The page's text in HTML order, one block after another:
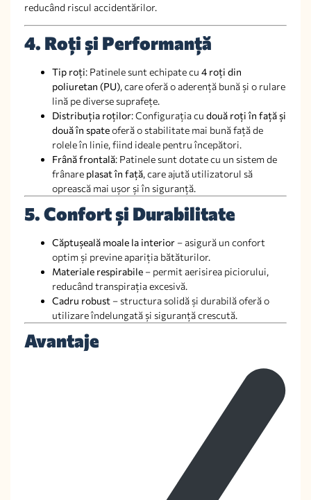
reducând riscul accidentărilor.
4. Roți și Performanță
Tip roți: Patinele sunt echipate cu 4 roți din
poliuretan (PU), care oferă o aderență bună și o rulare
lină pe diverse suprafețe.
Distribuția roților: Configurația cu două roți în față și
două în spateoferă o stabilitate mai bună față de
rolele în linie, fiind ideale pentru începători.
Frână frontală: Patinele sunt dotate cu un sistem de
frânare plasat în față, care ajută utilizatorul să
oprească mai ușor și în siguranță.
5. Confort și Durabilitate
Căptușeală moale la interior – asigură un confort
optim și previne apariția bătăturilor.
Materiale respirabile – permit aerisirea piciorului,
reducând transpirația excesivă.
Cadru robust – structura solidă și durabilă oferă o
utilizare îndelungată și siguranță crescută.
Avantaje